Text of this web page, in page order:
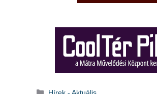
Kategória